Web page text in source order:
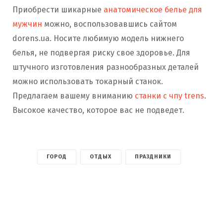
Приобрести шикарные анатомическое белье для
мужчин можно, воспользовавшись сайтом
dorens.ua. Носите любимую модель нижнего
белья, не подвергая риску свое здоровье. Для
штучного изготовления разнообразных деталей
можно использовать токарный станок.
Предлагаем вашему вниманию станки с чпу trens.
Высокое качество, которое вас не подведет.
ГОРОД ОТДЫХ ПРАЗДНИКИ